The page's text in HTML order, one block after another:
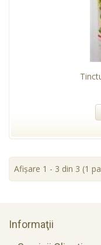
Afişare 1 - 3 din 3 (1
Informaţii